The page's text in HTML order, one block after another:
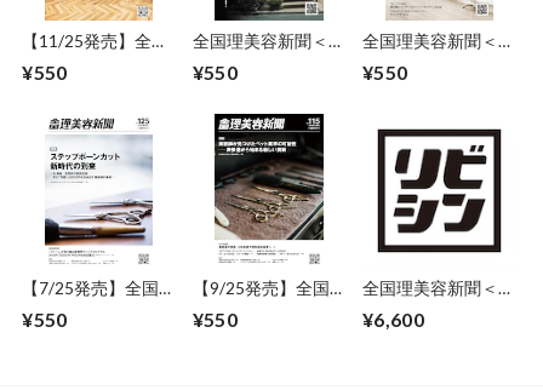
【11/25発売】全国
号＞（2020年12月
¥550
全国理美容新聞＜第
号）
¥550
全国理美容新聞＜第
号）
¥550
【7/25発売】全国
号＞（2026年8月
¥550
【9/25発売】全国
号＞（2025年10月
¥550
全国理美容新聞＜
¥6,600